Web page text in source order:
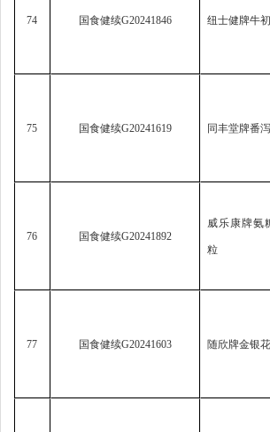
74 国食健续G20241846 纽士健牌牛
75 国食健续G20241619 同丰堂牌番
76 国食健续G20241892
威乐康牌氨
粒
77 国食健续G20241603 随欣牌金银